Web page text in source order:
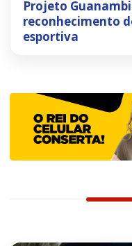
Projeto
reconhecimento
esportiva